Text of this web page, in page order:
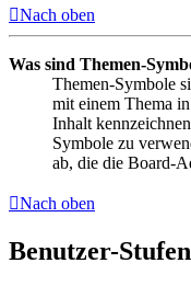
Nach oben
Was sind Themen-
Themen-Symbole
mit einem Thema
Inhalt
Symbole zu
ab, die die Board-
Nach oben
Benutzer-